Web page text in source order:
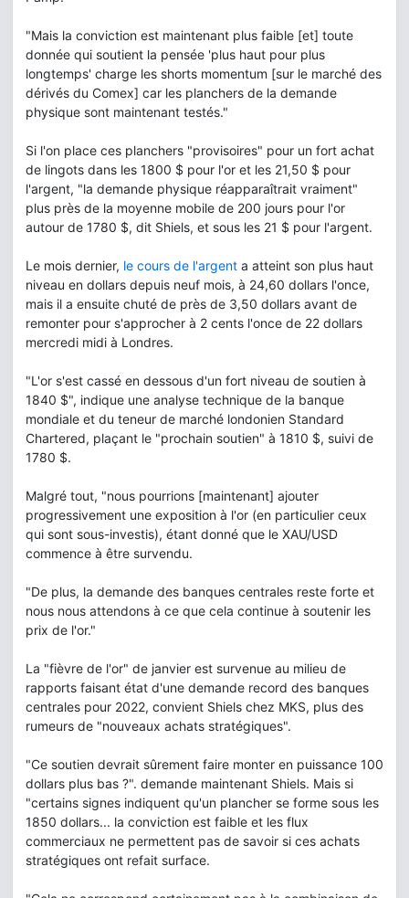
"Mais la conviction est maintenant plus faible [et] toute
donnée qui soutient la pensée 'plus haut pour plus
longtemps' charge les shorts momentum [sur le marché des
dérivés du Comex] car les planchers de la demande
physique sont maintenant testés."
Si l'on place ces planchers "provisoires" pour un fort achat
de lingots dans les 1800 $ pour l'or et les 21,50 $ pour
l'argent, "la demande physique réapparaîtrait vraiment"
plus près de la moyenne mobile de 200 jours pour l'or
autour de 1780 $, dit Shiels, et sous les 21 $ pour l'argent.
Le mois dernier, le cours de l'argent a atteint son plus haut
niveau en dollars depuis neuf mois, à 24,60 dollars l'once,
mais il a ensuite chuté de près de 3,50 dollars avant de
remonter pour s'approcher à 2 cents l'once de 22 dollars
mercredi midi à Londres.
"L'or s'est cassé en dessous d'un fort niveau de soutien à
1840 $", indique une analyse technique de la banque
mondiale et du teneur de marché londonien Standard
Chartered, plaçant le "prochain soutien" à 1810 $, suivi de
1780 $.
Malgré tout, "nous pourrions [maintenant] ajouter
progressivement une exposition à l'or (en particulier ceux
qui sont sous-investis), étant donné que le XAU/USD
commence à être survendu.
"De plus, la demande des banques centrales reste forte et
nous nous attendons à ce que cela continue à soutenir les
prix de l'or."
La "fièvre de l'or" de janvier est survenue au milieu de
rapports faisant état d'une demande record des banques
centrales pour 2022, convient Shiels chez MKS, plus des
rumeurs de "nouveaux achats stratégiques".
"Ce soutien devrait sûrement faire monter en puissance 100
dollars plus bas ?". demande maintenant Shiels. Mais si
"certains signes indiquent qu'un plancher se forme sous les
1850 dollars... la conviction est faible et les flux
commerciaux ne permettent pas de savoir si ces achats
stratégiques ont refait surface.